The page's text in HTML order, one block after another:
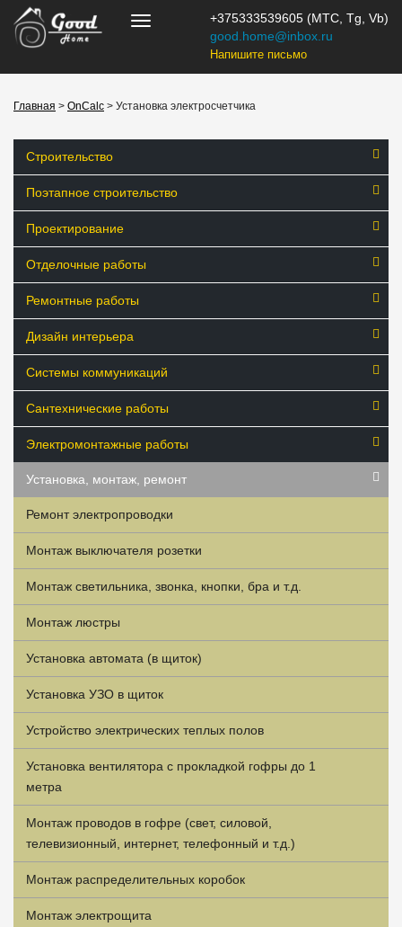
+375333539605 (МТС, Tg, Vb)
good.home@inbox.ru
Напишите письмо
Главная > OnCalc > Установка электросчетчика
Строительство
Поэтапное строительство
Проектирование
Отделочные работы
Ремонтные работы
Дизайн интерьера
Системы коммуникаций
Сантехнические работы
Электромонтажные работы
Установка, монтаж, ремонт
Ремонт электропроводки
Монтаж выключателя розетки
Монтаж светильника, звонка, кнопки, бра и т.д.
Монтаж люстры
Установка автомата (в щиток)
Установка УЗО в щиток
Устройство электрических теплых полов
Установка вентилятора с прокладкой гофры до 1
метра
Монтаж проводов в гофре (свет, силовой,
телевизионный, интернет, телефонный и т.д.)
Монтаж распределительных коробок
Монтаж электрощита